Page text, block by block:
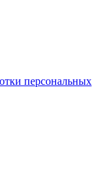
персональных